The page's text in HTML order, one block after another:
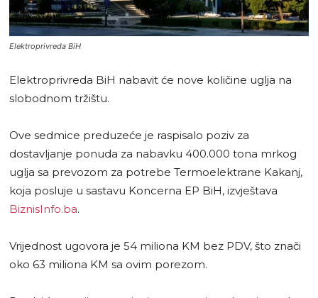
Elektroprivreda BiH
Elektroprivreda BiH nabavit će nove količine uglja na
slobodnom tržištu.
Ove sedmice preduzeće je raspisalo poziv za
dostavljanje ponuda za nabavku 400.000 tona mrkog
uglja sa prevozom za potrebe Termoelektrane Kakanj,
koja posluje u sastavu Koncerna EP BiH, izvještava
BiznisInfo.ba.
Vrijednost ugovora je 54 miliona KM bez PDV, što znači
oko 63 miliona KM sa ovim porezom.